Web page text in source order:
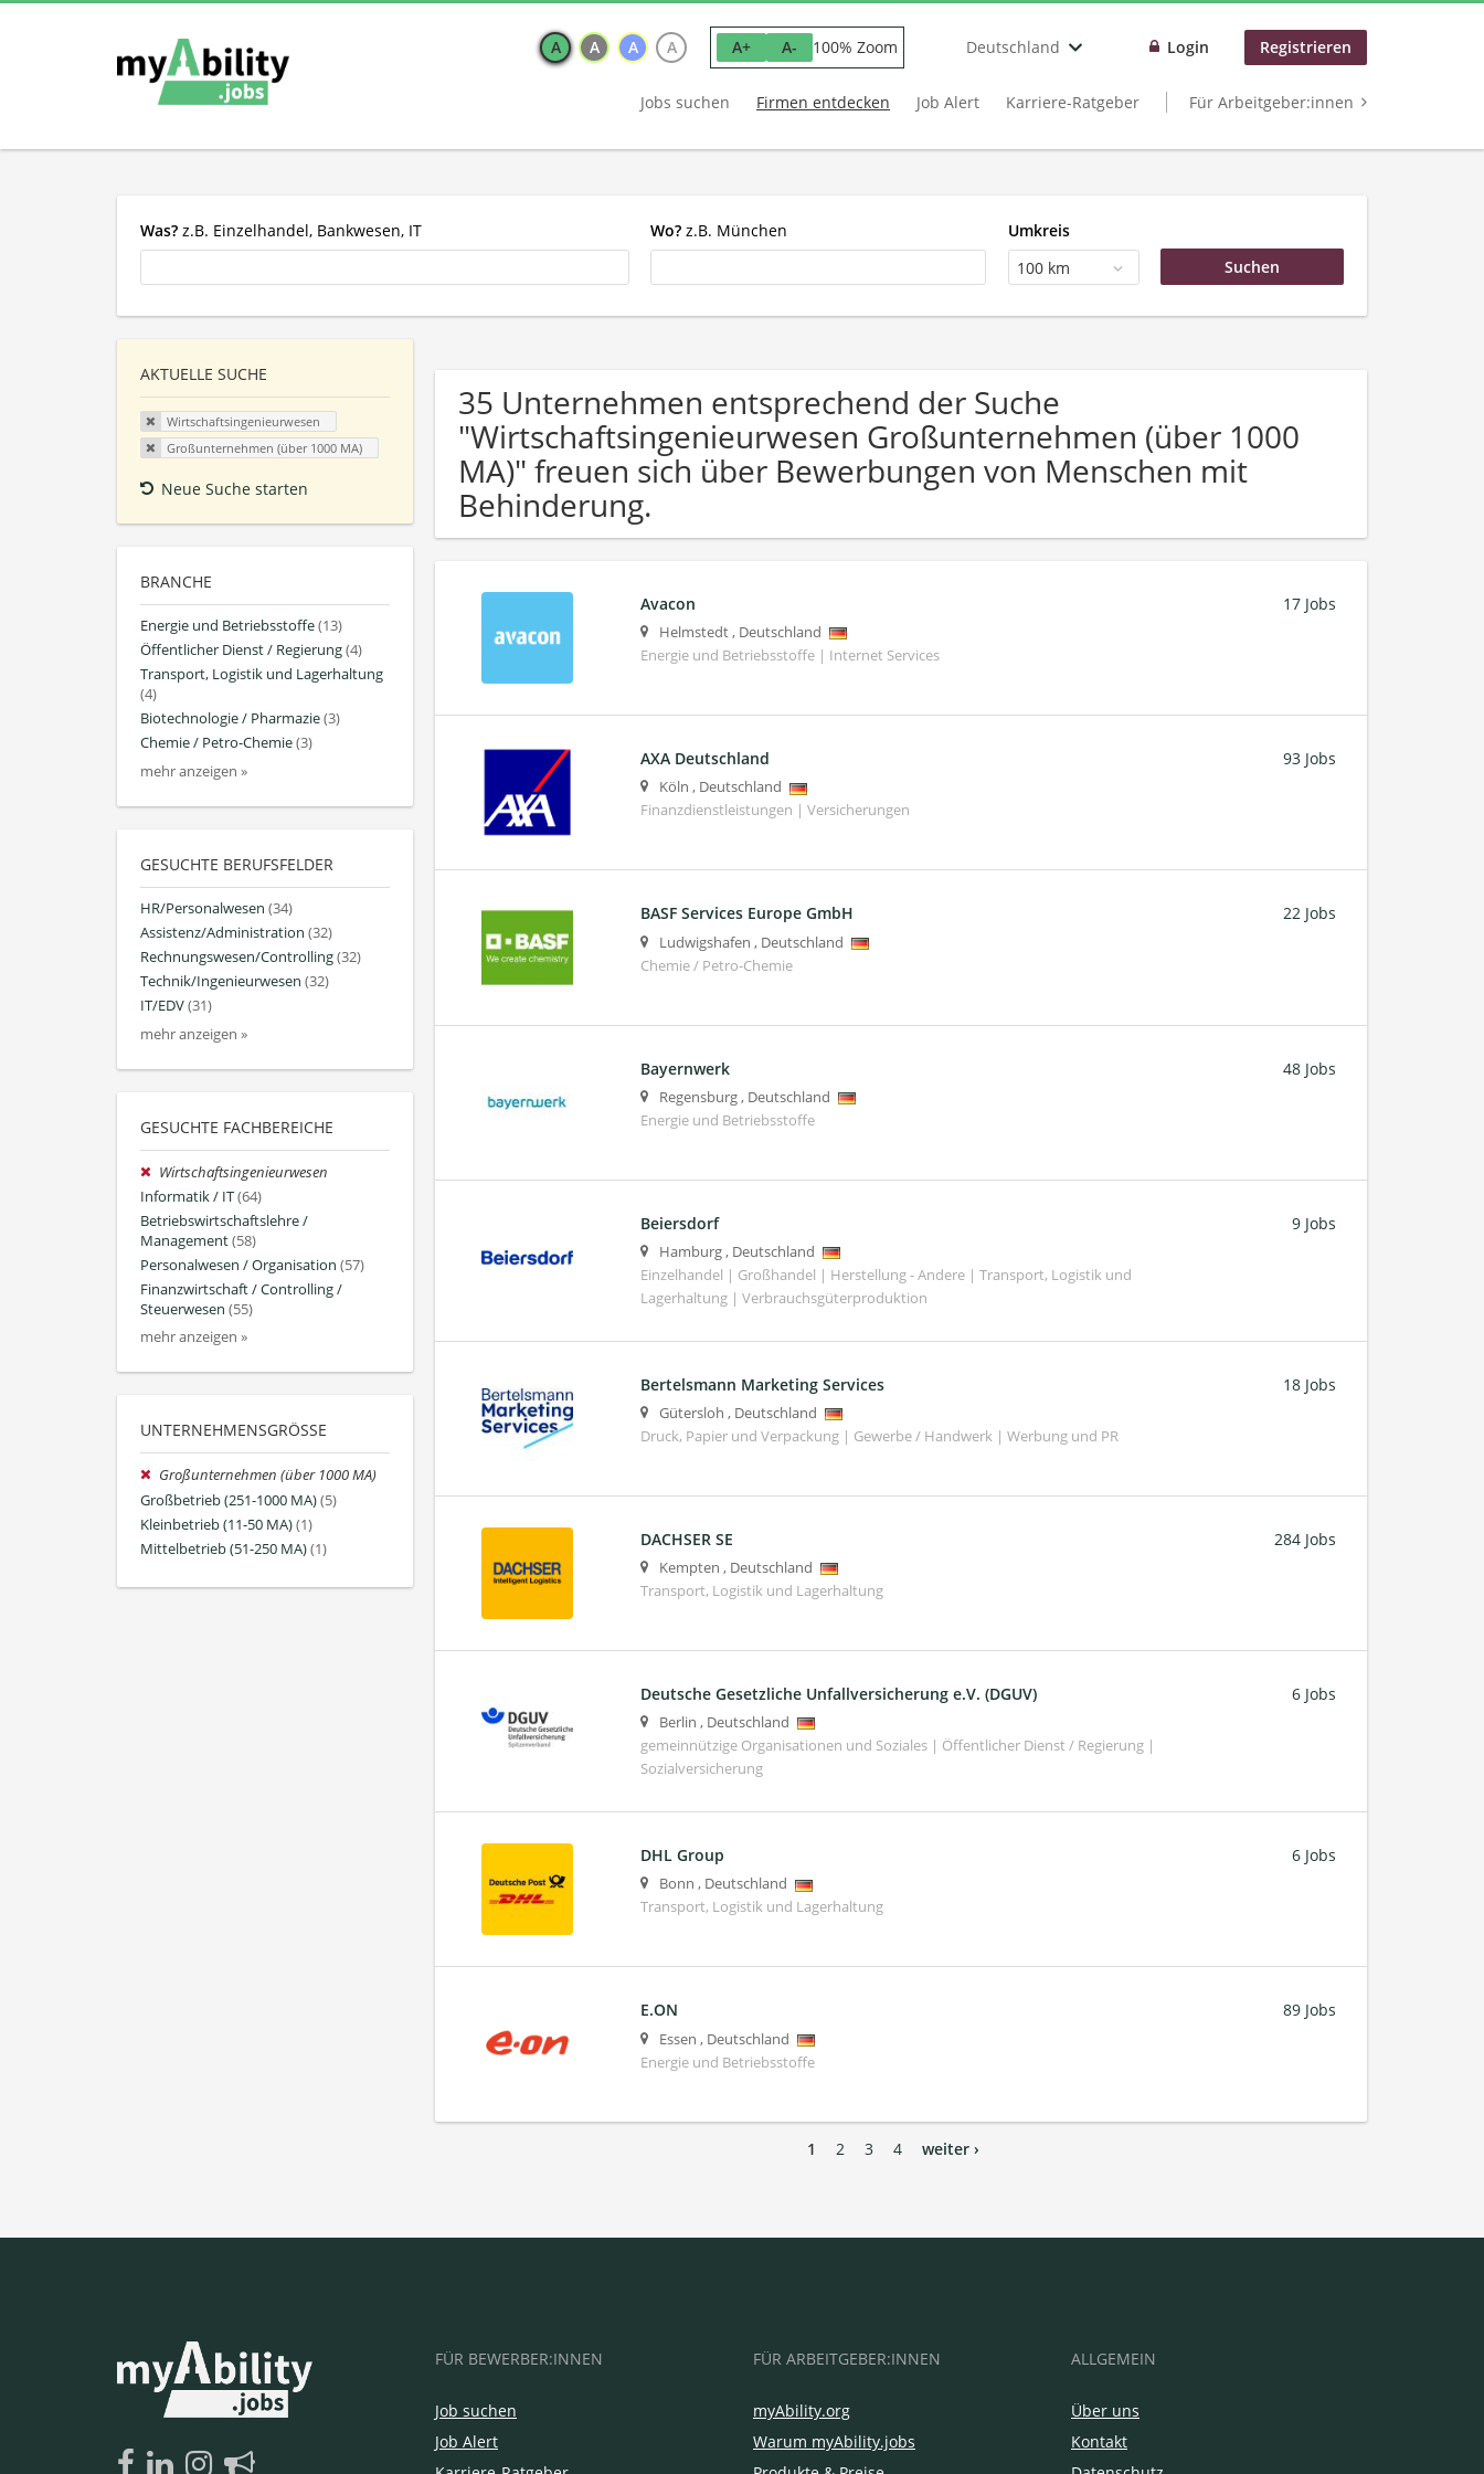
A A A A A+ A- 100% Zoom Deutschland Login Registrieren
Jobs suchen Firmen entdecken Job Alert Karriere-Ratgeber Für Arbeitgeber:innen
Was? z.B. Einzelhandel, Bankwesen, IT Wo? z.B. München
Umkreis
100 km
AKTUELLE SUCHE
Wirtschaftsingenieurwesen
Großunternehmen (über 1000 MA)
Neue Suche starten
BRANCHE
Energie und Betriebsstoffe(13)
Öffentlicher Dienst / Regierung(4)
Transport, Logistik und Lagerhaltung
(4)
Biotechnologie / Pharmazie(3)
Chemie / Petro-Chemie(3)
mehr anzeigen »
GESUCHTE BERUFSFELDER
HR/Personalwesen (34)
Assistenz/Administration (32)
Rechnungswesen/Controlling(32)
Technik/Ingenieurwesen (32)
IT/EDV(31)
mehr anzeigen »
GESUCHTE FACHBEREICHE
Wirtschaftsingenieurwesen
Informatik / IT(64)
Betriebswirtschaftslehre /
Management(58)
Personalwesen / Organisation (57)
Finanzwirtschaft / Controlling /
Steuerwesen (55)
mehr anzeigen »
UNTERNEHMENSGRÖSSE
Großunternehmen (über 1000 MA)
Großbetrieb (251-1000 MA)(5)
Kleinbetrieb (11-50 MA)(1)
Mittelbetrieb (51-250 MA)(1)
35 Unternehmen entsprechend der Suche
"Wirtschaftsingenieurwesen Großunternehmen (über 1000
MA)" freuen sich über Bewerbungen von Menschen mit
Behinderung.
Avacon
Helmstedt, Deutschland
Energie und Betriebsstoffe | Internet Services
17 Jobs
AXA Deutschland
Köln , Deutschland
Finanzdienstleistungen | Versicherungen
93 Jobs
BASF Services Europe GmbH
Ludwigshafen , Deutschland
Chemie / Petro-Chemie
22 Jobs
Bayernwerk
Regensburg, Deutschland
Energie und Betriebsstoffe
48 Jobs
Beiersdorf
Hamburg, Deutschland
Einzelhandel | Großhandel | Herstellung - Andere | Transport, Logistik und
Lagerhaltung | Verbrauchsgüterproduktion
9 Jobs
Bertelsmann Marketing Services
Gütersloh , Deutschland
Druck, Papier und Verpackung | Gewerbe / Handwerk | Werbung und PR
18 Jobs
DACHSER SE
Kempten , Deutschland
Transport, Logistik und Lagerhaltung
284 Jobs
Deutsche Gesetzliche Unfallversicherung e.V. (DGUV)
Berlin , Deutschland
gemeinnützige Organisationen und Soziales | Öffentlicher Dienst / Regierung |
Sozialversicherung
6 Jobs
DHL Group
Bonn , Deutschland
Transport, Logistik und Lagerhaltung
6 Jobs
E.ON
Essen , Deutschland
Energie und Betriebsstoffe
89 Jobs
1 2 3 4 weiter ›
FÜR BEWERBER:INNEN
Job suchen
Job Alert
FÜR ARBEITGEBER:INNEN
myAbility.org
Warum myAbility.jobs
ALLGEMEIN
Über uns
Kontakt